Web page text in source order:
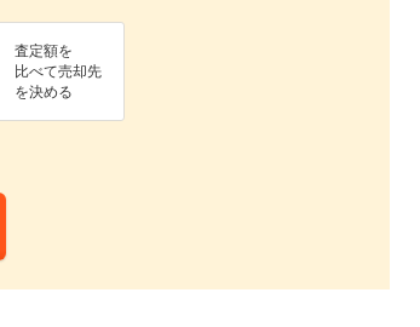
査定額を
比べて売却先
を決める